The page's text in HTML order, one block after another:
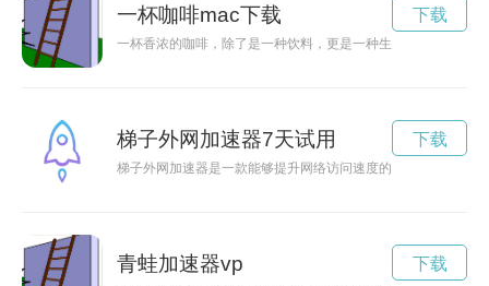
一杯咖啡mac下载
一杯香浓的咖啡，除了是一种饮料，更是一种生活态度。它能
下载
梯子外网加速器7天试用
梯子外网加速器是一款能够提升网络访问速度的工具，可以让
下载
青蛙加速器vp 下载